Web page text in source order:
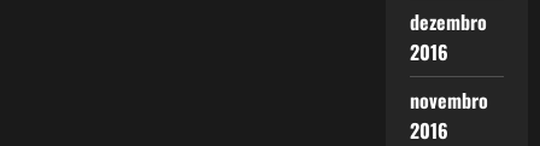
dezembro
2016
novembro
2016